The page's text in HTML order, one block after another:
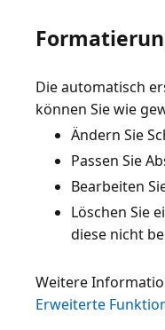
Die automatisch
Ändern Sie
Passen Sie
Bearbeiten
Löschen Sie
diese nicht
Weitere
Erweiterte